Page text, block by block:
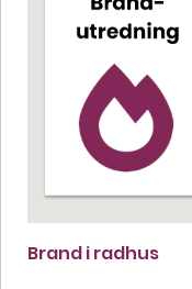
Brand i radhus